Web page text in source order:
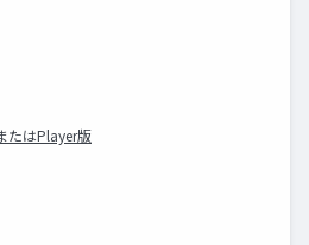
たはPlayer版